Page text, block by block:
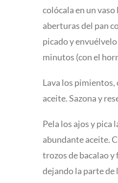
colócala en un
aberturas del pan
picado y
minutos (con el
Lava los pimientos,
aceite. Sazona y
Pela los ajos y pica
abundante aceite.
trozos de bacalao
dejando la parte de